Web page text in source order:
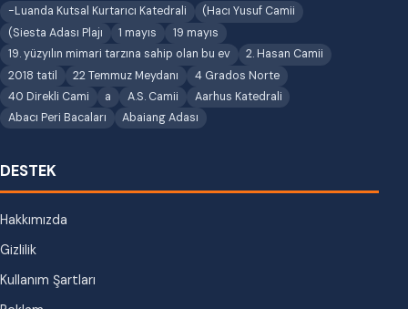
-Luanda Kutsal Kurtarıcı Katedrali
(Hacı Yusuf Camii
(Siesta Adası Plajı
1 mayıs
19 mayıs
19. yüzyılın mimari tarzına sahip olan bu ev
2. Hasan Camii
2018 tatil
22 Temmuz Meydanı
4 Grados Norte
40 Direkli Cami
a A.S. Camii
Aarhus Katedrali
Abacı Peri Bacaları
Abaiang Adası
DESTEK
Hakkımızda
Gizlilik
Kullanım Şartları